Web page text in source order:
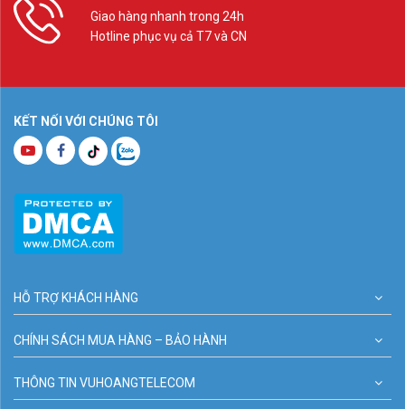
Giao hàng nhanh trong 24h
Hotline phục vụ cả T7 và CN
KẾT NỐI VỚI CHÚNG TÔI
HỖ TRỢ KHÁCH HÀNG
CHÍNH SÁCH MUA HÀNG – BẢO HÀNH
THÔNG TIN VUHOANGTELECOM